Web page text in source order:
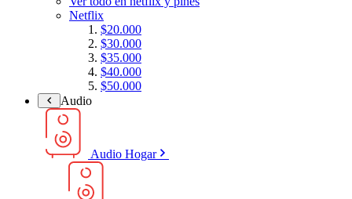
Netflix
$20.000
$30.000
$35.000
$40.000
$50.000
Audio
Audio Hogar